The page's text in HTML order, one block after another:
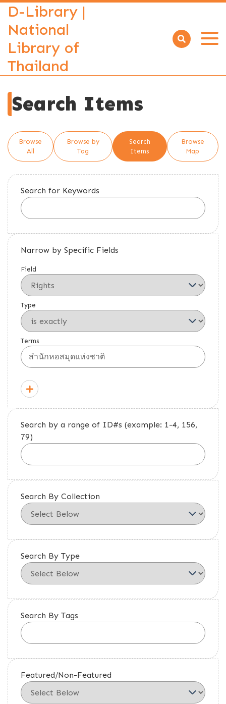
D-Library |
National
Library of
Thailand
Open
Search Items
Browse
All
Browse by
Tag
Search
Items
Browse
Map
Search for Keywords
Narrow by Specific Fields
Field
Type
Terms
Search by a range of ID#s (example: 1-4, 156,
79)
Search By Collection
Search By Type
Search By Tags
Featured/Non-Featured